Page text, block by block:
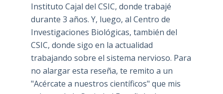
Instituto Cajal del CSIC, donde trabajé
durante 3 años. Y, luego, al Centro de
Investigaciones Biológicas, también del
CSIC, donde sigo en la actualidad
trabajando sobre el sistema nervioso. Para
no alargar esta reseña, te remito a un
"Acércate a nuestros científicos" que mis